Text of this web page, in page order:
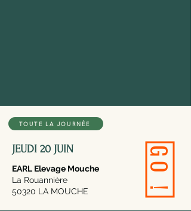
TOUTE LA JOURNÉE
JEUDI 20 JUIN
EARL Elevage Mouche
La Rouannière
50320 LA MOUCHE
GO !